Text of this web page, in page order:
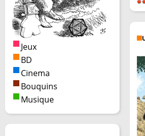
Jeux
BD
Cinema
Bouquins
Musique